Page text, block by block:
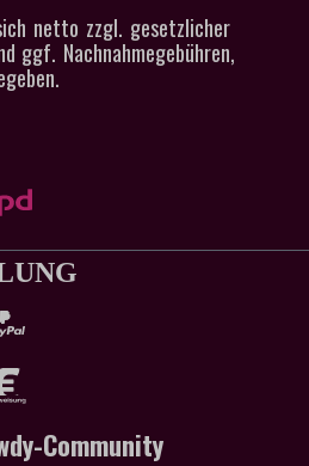
netto zzgl. gesetzlicher
ggf. Nachnahmegebühren,
Community